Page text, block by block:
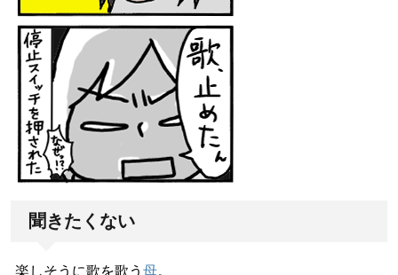
聞きたくない
楽しそうに歌を歌う 母。